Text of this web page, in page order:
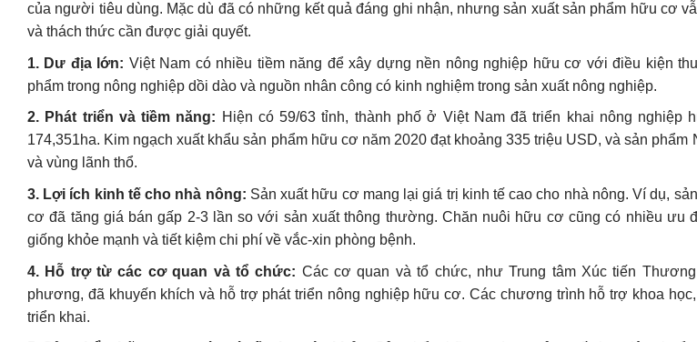
của người tiêu dùng. Mặc dù đã có những kết quả đáng ghi nhận, nhưng sản xuất sản phẩm hữu cơ
và thách thức cần được giải quyết.
1. Dư địa lớn: Việt Nam có nhiều tiềm năng để xây dựng nền nông nghiệp hữu cơ với điều kiện
phẩm trong nông nghiệp dồi dào và nguồn nhân công có kinh nghiệm trong sản xuất nông nghiệp.
2. Phát triển và tiềm năng: Hiện có 59/63 tỉnh, thành phố ở Việt Nam đã triển khai nông nghiệp
174,351ha. Kim ngạch xuất khẩu sản phẩm hữu cơ năm 2020 đạt khoảng 335 triệu USD, và sản
và vùng lãnh thổ.
3. Lợi ích kinh tế cho nhà nông: Sản xuất hữu cơ mang lại giá trị kinh tế cao cho nhà nông. Ví dụ,
cơ đã tăng giá bán gấp 2-3 lần so với sản xuất thông thường. Chăn nuôi hữu cơ cũng có nhiều ưu
giống khỏe mạnh và tiết kiệm chi phí về vắc-xin phòng bệnh.
4. Hỗ trợ từ các cơ quan và tổ chức: Các cơ quan và tổ chức, như Trung tâm Xúc tiến
phương, đã khuyến khích và hỗ trợ phát triển nông nghiệp hữu cơ. Các chương trình hỗ trợ khoa
triển khai.